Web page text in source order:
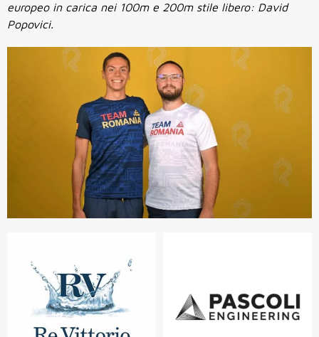
europeo in carica nei 100m e 200m stile libero: David
Popovici.